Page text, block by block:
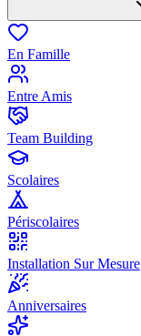
En Famille
Entre Amis
Team Building
Scolaires
Périscolaires
Installation Sur Mesure
Anniversaires